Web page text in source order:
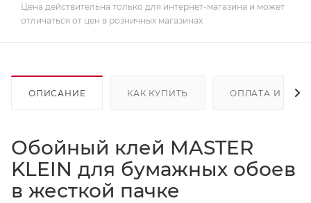
Цена действительна только для интернет-магазина и может
отличаться от цен в розничных магазинах
ОПИСАНИЕ КАК КУПИТЬ ОПЛАТА И
Обойный клей MASTER
KLEIN для бумажных обоев
в жесткой пачке